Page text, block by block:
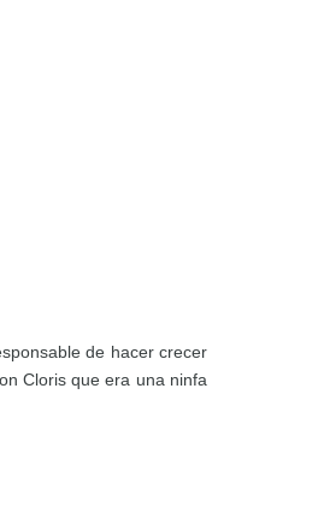
de hacer crecer
Cloris que era una ninfa